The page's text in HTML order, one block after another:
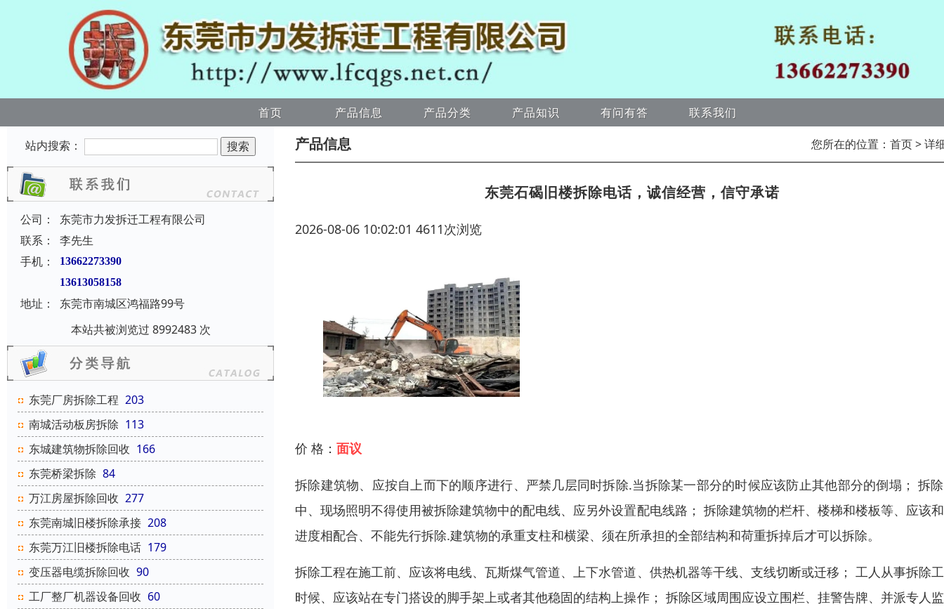
首页 产品信息 产品分类 产品知识 有问有答 联系我们
站内搜索：
公司：
东莞市力发拆迁工程有限公司
联系：
李先生
手机：
13662273390
13613058158
地址：
东莞市南城区鸿福路99号
本站共被浏览过 8992483 次
东莞厂房拆除工程 203
南城活动板房拆除 113
东城建筑物拆除回收 166
东莞桥梁拆除 84
万江房屋拆除回收 277
东莞南城旧楼拆除承接 208
东莞万江旧楼拆除电话 179
变压器电缆拆除回收 90
工厂整厂机器设备回收 60
产品信息 您所在的位置： 首页> 详
东莞石碣旧楼拆除电话，诚信经营，信守承诺
2026-08-06 10:02:01 4611次浏览
价 格： 面议
拆除建筑物、应按自上而下的顺序进行、严禁几层同时拆除.当拆除某一部分的时候应该防止其他部分的倒塌； 拆
中、现场照明不得使用被拆除建筑物中的配电线、应另外设置配电线路； 拆除建筑物的栏杆、楼梯和楼板等、应该
进度相配合、不能先行拆除.建筑物的承重支柱和横梁、须在所承担的全部结构和荷重拆掉后才可以拆除。
拆除工程在施工前、应该将电线、瓦斯煤气管道、上下水管道、供热机器等干线、支线切断或迁移； 工人从事拆除
时候、应该站在专门搭设的脚手架上或者其他稳固的结构上操作； 拆除区域周围应设立围栏、挂警告牌、并派专人